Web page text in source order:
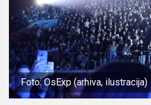
Foto: OsExp (arhiva, ilustracija)